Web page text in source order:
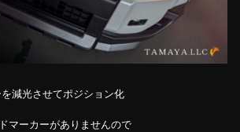
減光させてポジション化
マーカーがありませんので